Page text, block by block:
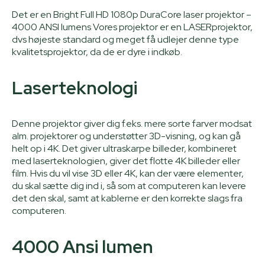
Det er en Bright Full HD 1080p DuraCore laser projektor –
4000 ANSI lumens Vores projektor er en LASERprojektor,
dvs højeste standard og meget få udlejer denne type
kvalitetsprojektor, da de er dyre i indkøb.
Laserteknologi
Denne projektor giver dig f.eks. mere sorte farver modsat
alm. projektorer og understøtter 3D-visning, og kan gå
helt op i 4K. Det giver ultraskarpe billeder, kombineret
med laserteknologien, giver det flotte 4K billeder eller
film. Hvis du vil vise 3D eller 4K, kan der være elementer,
du skal sætte dig ind i, så som at computeren kan levere
det den skal, samt at kablerne er den korrekte slags fra
computeren.
4000 Ansi lumen